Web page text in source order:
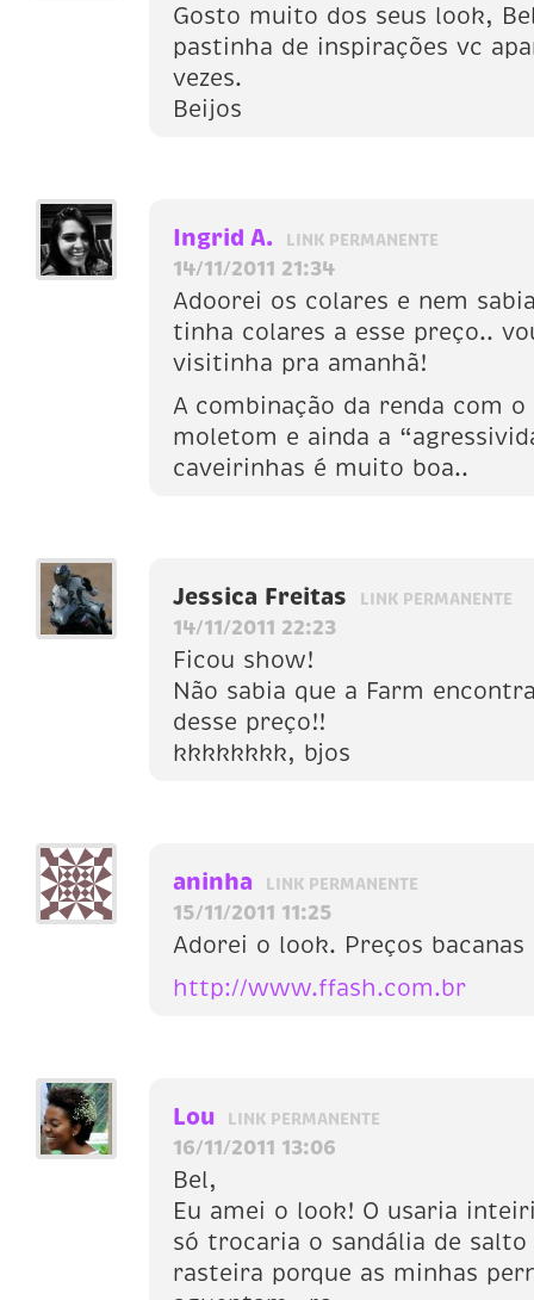
Gosto muito dos seus look,
pastinha de inspirações vc
vezes.
Beijos
Ingrid A. LINK PERMANENTE
14/11/2011 21:34
Adoorei os colares e nem
tinha colares a esse preço..
visitinha pra amanhã!
A combinação da renda com
moletom e ainda a
caveirinhas é muito boa..
Jessica Freitas LINK PERMANENTE
14/11/2011 22:23
Ficou show!
Não sabia que a Farm
desse preço!!
kkkkkkkk, bjos
aninha LINK PERMANENTE
15/11/2011 11:25
Adorei o look. Preços bacanas
http://www.ffash.com.br
Lou LINK PERMANENTE
16/11/2011 13:06
Bel,
Eu amei o look! O usaria
só trocaria o sandália de
rasteira porque as minhas